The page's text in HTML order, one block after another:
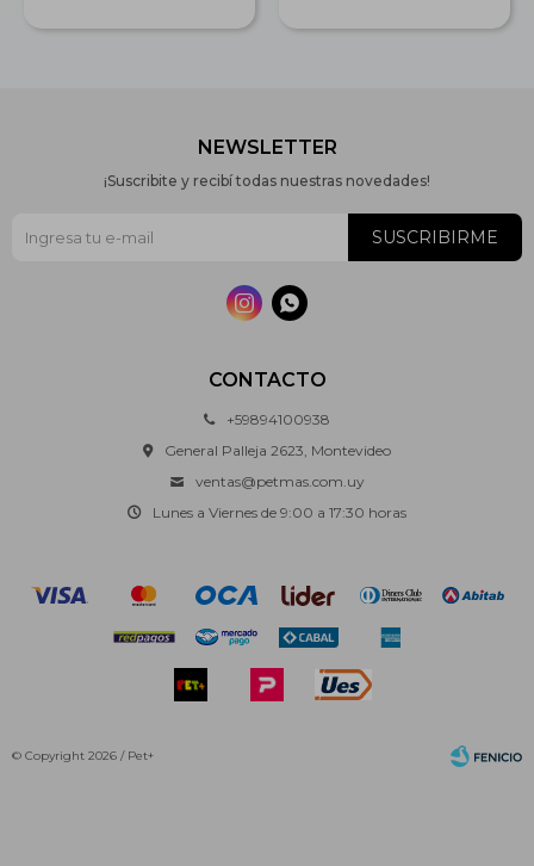
CONTACTO
+59894100938
General Palleja 2623, Montevideo
ventas@petmas.com.uy
Lunes a Viernes de 9:00 a 17:30 horas
NEWSLETTER
¡Suscribite y recibí todas nuestras novedades!
SUSCRIBIRME
 
© Copyright 2026 / Pet+